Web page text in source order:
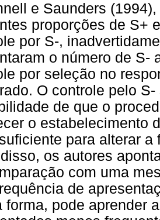
e Saunders
proporções de S+
por S-,
o número de S-
por seleção no
O controle pelo
de que o
o estabelecimento
para alterar
os autores
com uma
de
forma, pode aprender